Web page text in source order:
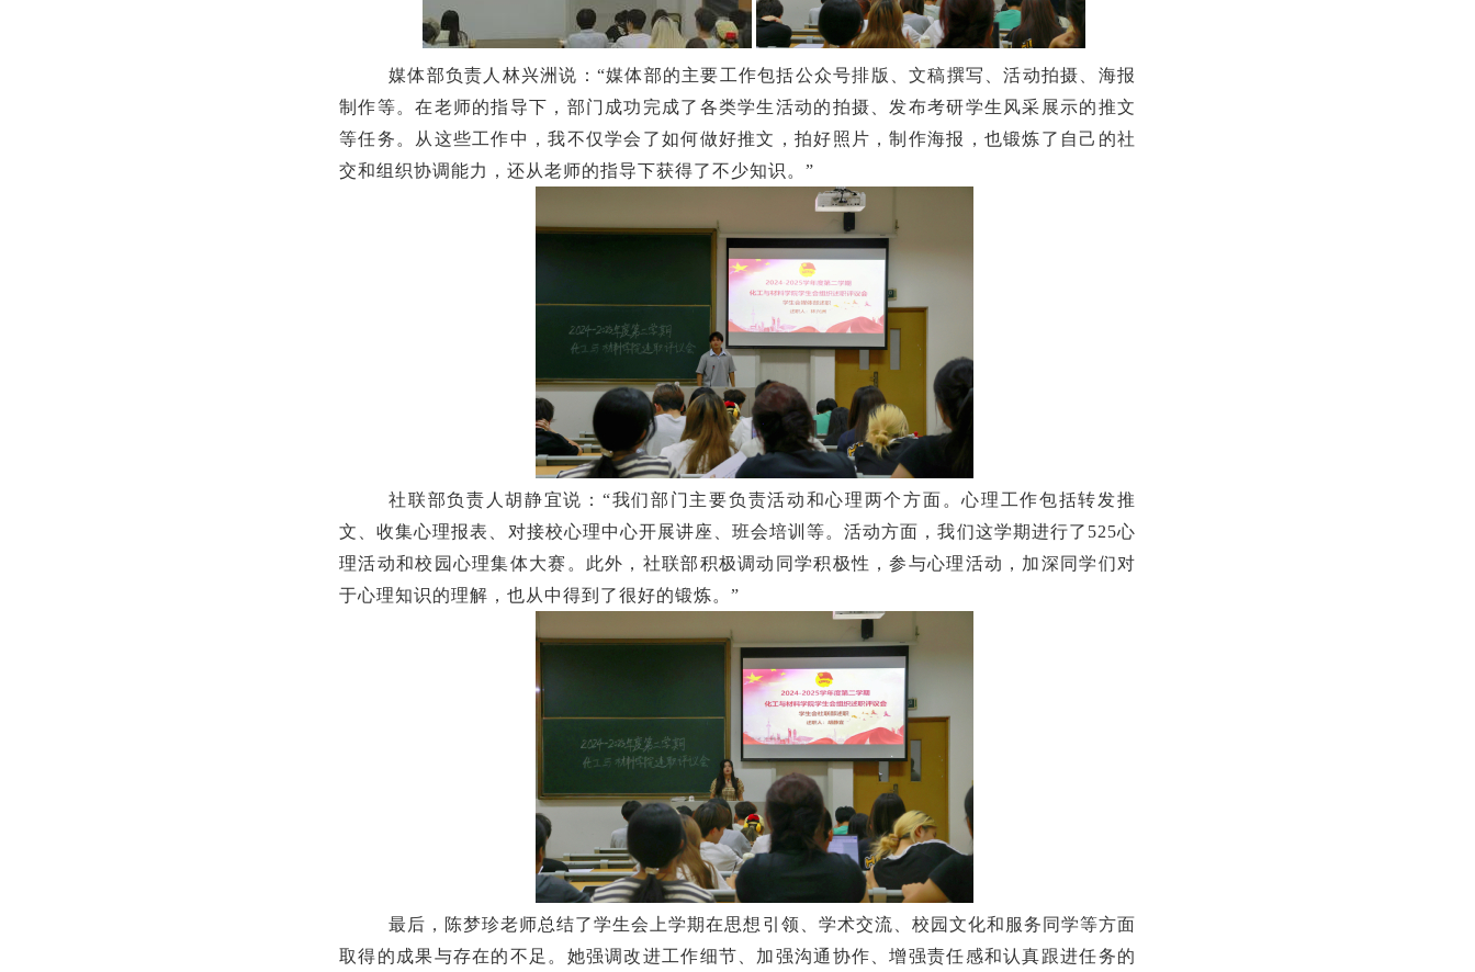
媒体部负责人林兴洲说： “媒体部的主要工作包括公众号排版、文稿撰写、活动拍摄、海报
制作等。在老师的指导下，部门成功完成了各类学生活动的拍摄、发布考研学生风采展示的推文
等任务。从这些工作中，我不仅学会了如何做好推文，拍好照片，制作海报，也锻炼了自己的社
交和组织协调能力，还从老师的指导下获得了不少知识。”
社联部负责人胡静宜说： “我们部门主要负责活动和心理两个方面。心理工作包括转发推
文、收集心理报表、对接校心理中心开展讲座、班会培训等。活动方面，我们这学期进行了525心
理活动和校园心理集体大赛。此外，社联部积极调动同学积极性，参与心理活动，加深同学们对
于心理知识的理解，也从中得到了很好的锻炼。”
最后，陈梦珍老师总结了学生会上学期在思想引领、学术交流、校园文化和服务同学等方面
取得的成果与存在的不足。她强调改进工作细节、加强沟通协作、增强责任感和认真跟进任务的